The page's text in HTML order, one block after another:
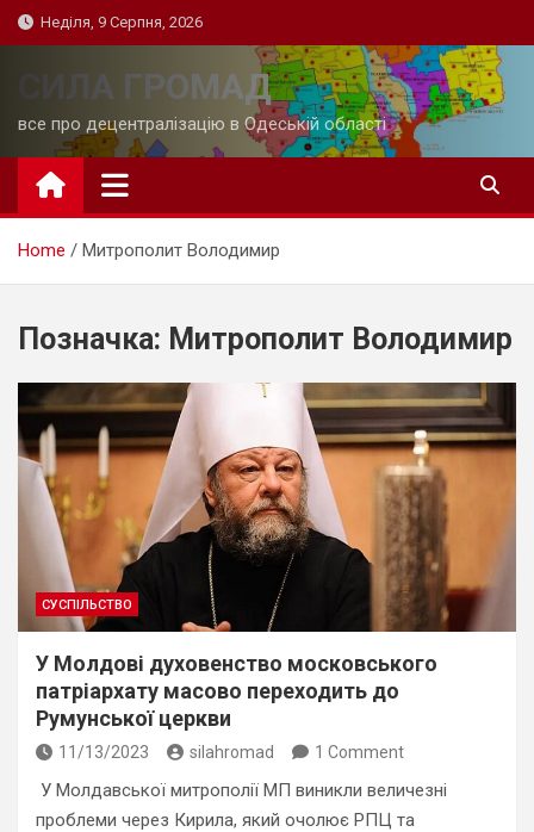
Skip
to
Неділя, 9 Серпня, 2026
СИЛА ГРОМАД
все про децентралізацію в Одеській області
Home Митрополит Володимир
Позначка: Митрополит Володимир
СУСПІЛЬСТВО
У Молдові духовенство московського
патріархату масово переходить до
Румунської церкви
11/13/2023 silahromad 1 Comment
У Молдавської митрополії МП виникли величезні
проблеми через Кирила, який очолює РПЦ та